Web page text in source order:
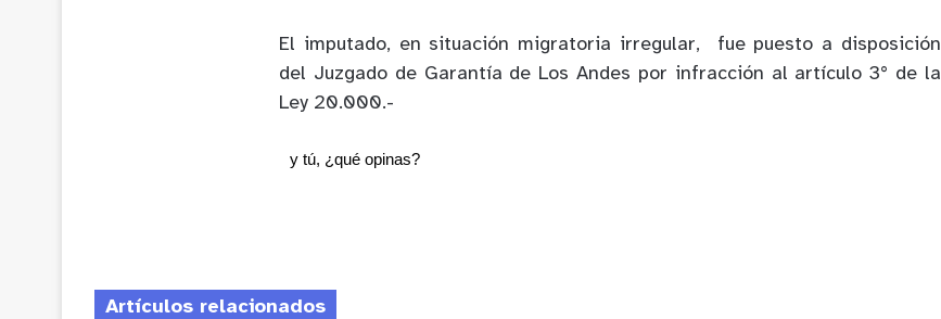
El imputado, en situación migratoria irregular, fue puesto a disposición
del Juzgado de Garantía de Los Andes por infracción al artículo 3° de la
Ley 20.000.-
y tú, ¿qué opinas?
Artículos relacionados